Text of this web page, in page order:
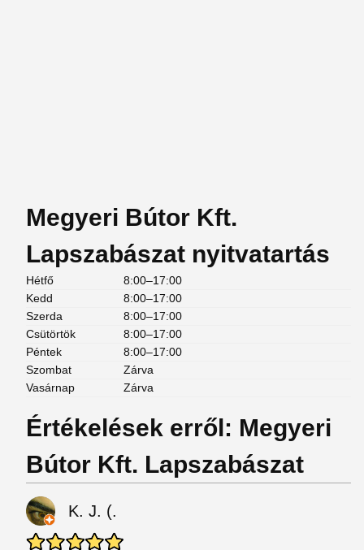
Megyeri Bútor Kft.
Lapszabászat nyitvatartás
Hétfő
8:00–17:00
Kedd
8:00–17:00
Szerda
8:00–17:00
Csütörtök
8:00–17:00
Péntek
8:00–17:00
Szombat
Zárva
Vasárnap
Zárva
Értékelések erről: Megyeri
Bútor Kft. Lapszabászat
K. J. (.